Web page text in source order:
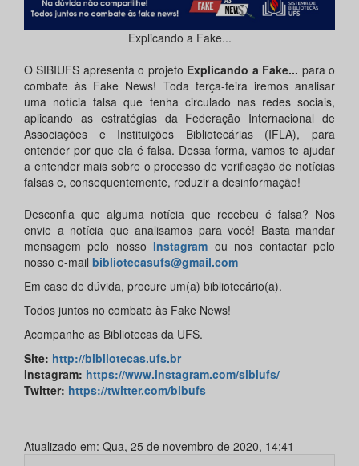
Explicando a Fake...
O SIBIUFS apresenta o projeto Explicando a Fake... para o
combate às Fake News! Toda terça-feira iremos analisar
uma notícia falsa que tenha circulado nas redes sociais,
aplicando as estratégias da Federação Internacional de
Associações e Instituições Bibliotecárias (IFLA), para
entender por que ela é falsa. Dessa forma, vamos te ajudar
a entender mais sobre o processo de verificação de notícias
falsas e, consequentemente, reduzir a desinformação!
Desconfia que alguma notícia que recebeu é falsa? Nos
envie a notícia que analisamos para você! Basta mandar
mensagem pelo nosso Instagram ou nos contactar pelo
nosso e-mail bibliotecasufs@gmail.com
Em caso de dúvida, procure um(a) bibliotecário(a).
Todos juntos no combate às Fake News!
Acompanhe as Bibliotecas da UFS.
Site: http://bibliotecas.ufs.br
Instagram: https://www.instagram.com/sibiufs/
Twitter: https://twitter.com/bibufs
Atualizado em: Qua, 25 de novembro de 2020, 14:41